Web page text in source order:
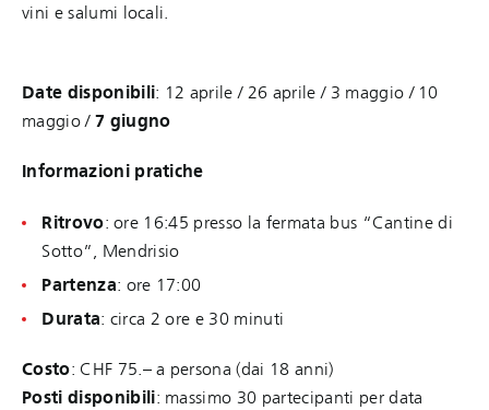
vini e salumi locali.
Date disponibili: 12 aprile / 26 aprile / 3 maggio / 10
maggio /7 giugno
Informazioni pratiche
Ritrovo: ore 16:45 presso la fermata bus “Cantine di
Sotto”, Mendrisio
Partenza: ore 17:00
Durata: circa 2 ore e 30 minuti
Costo: CHF 75.– a persona (dai 18 anni)
Posti disponibili: massimo 30 partecipanti per data